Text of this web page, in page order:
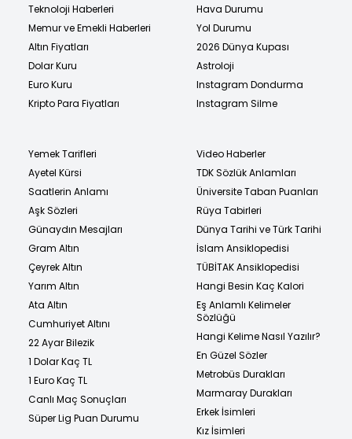
Teknoloji Haberleri
Memur ve Emekli Haberleri
Altın Fiyatları
Dolar Kuru
Euro Kuru
Kripto Para Fiyatları
Hava Durumu
Yol Durumu
2026 Dünya Kupası
Astroloji
Instagram Dondurma
Instagram Silme
Yemek Tarifleri
Ayetel Kürsi
Saatlerin Anlamı
Aşk Sözleri
Günaydın Mesajları
Gram Altın
Çeyrek Altın
Yarım Altın
Ata Altın
Cumhuriyet Altını
22 Ayar Bilezik
1 Dolar Kaç TL
1 Euro Kaç TL
Canlı Maç Sonuçları
Süper Lig Puan Durumu
Video Haberler
TDK Sözlük Anlamları
Üniversite Taban Puanları
Rüya Tabirleri
Dünya Tarihi ve Türk Tarihi
İslam Ansiklopedisi
TÜBİTAK Ansiklopedisi
Hangi Besin Kaç Kalori
Eş Anlamlı Kelimeler
Sözlüğü
Hangi Kelime Nasıl Yazılır?
En Güzel Sözler
Metrobüs Durakları
Marmaray Durakları
Erkek İsimleri
Kız İsimleri